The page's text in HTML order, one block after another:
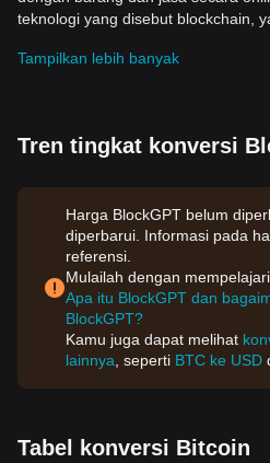
teknologi yang disebut blockchain,
penting dan bermanfaat dalam era
pseudonim Satoshi Nakamoto dan
dikembangkan.
Nilai dan adopsinya yang luas telah
banyak cara. Dipuji oleh beberapa
mata uang masa depan,
memberikan anonymitas dan
Fitur Kunci Cryptocurrency
Cryptocurrency memiliki beberapa
menonjol. Fitur-fitur ini adalah:
1. Desentralisasi
Salah satu fitur paling menonjol
semua transaksi dicatat dalam
Tampilkan lebih banyak
Tren tingkat konversi
Harga BlockGPT belum
diperbarui. Informasi pada
referensi.
Mulailah dengan
Apa itu BlockGPT dan
BlockGPT?
Kamu juga dapat melihat
lainnya , seperti BTC ke USD
Tabel konversi Bitcoin